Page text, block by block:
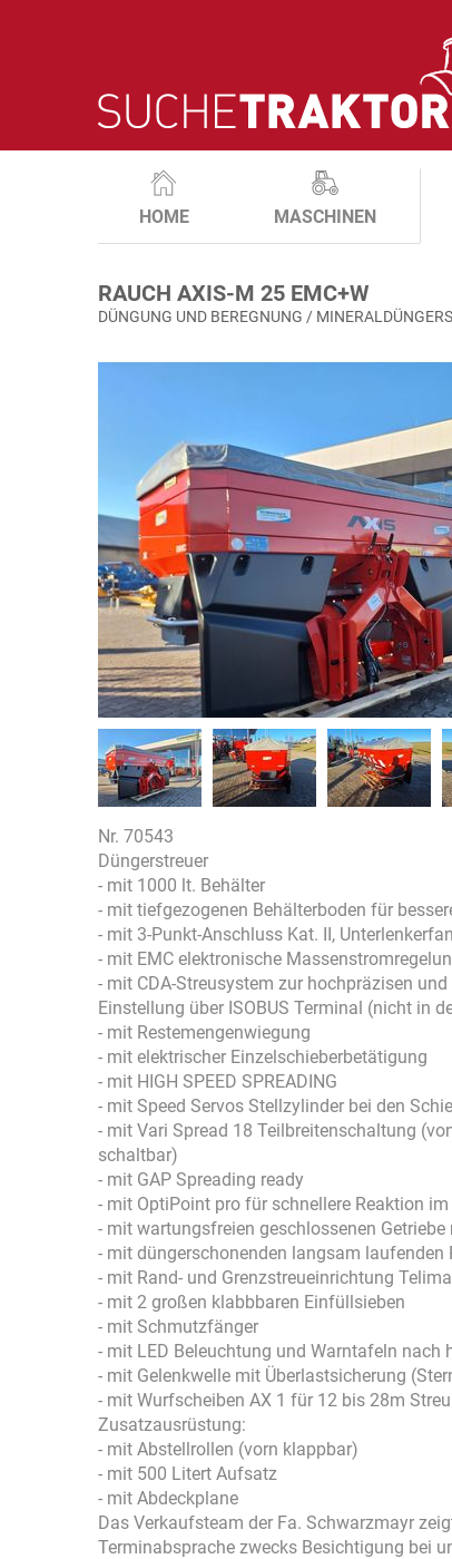
HOME MASCHINEN
RAUCH AXIS-M 25 EMC+W
DÜNGUNG UND BEREGNUNG /
Nr. 70543
Düngerstreuer
- mit 1000 lt. Behälter
- mit tiefgezogenen Behälterboden für
- mit 3-Punkt-Anschluss Kat. II,
- mit EMC elektronische
- mit CDA-Streusystem zur hochpräzisen
Einstellung über ISOBUS Terminal (nicht in
- mit Restemengenwiegung
- mit elektrischer Einzelschieberbetätigung
- mit HIGH SPEED SPREADING
- mit Speed Servos Stellzylinder bei den
- mit Vari Spread 18 Teilbreitenschaltung
schaltbar)
- mit GAP Spreading ready
- mit OptiPoint pro für schnellere Reaktion im
- mit wartungsfreien geschlossenen
- mit düngerschonenden langsam laufenden
- mit Rand- und Grenzstreueinrichtung
- mit 2 großen klabbbaren Einfüllsieben
- mit Schmutzfänger
- mit LED Beleuchtung und Warntafeln nach
- mit Gelenkwelle mit Überlastsicherung
- mit Wurfscheiben AX 1 für 12 bis 28m
Zusatzausrüstung:
- mit Abstellrollen (vorn klappbar)
- mit 500 Litert Aufsatz
- mit Abdeckplane
Das Verkaufsteam der Fa. Schwarzmayr
Terminabsprache zwecks Besichtigung bei